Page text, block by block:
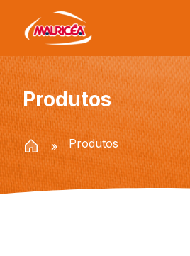
Procedência e
Produtos
Produtos